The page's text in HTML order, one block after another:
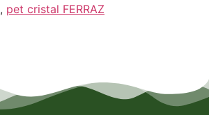
, pet cristal FERRAZ